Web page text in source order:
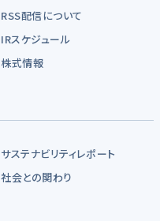
RSS配信について
IRスケジュール
株式情報
サステナビリティレポート
社会との関わり